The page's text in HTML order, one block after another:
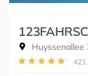
Huyssenallee
421